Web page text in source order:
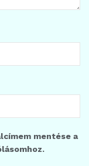
mentése a